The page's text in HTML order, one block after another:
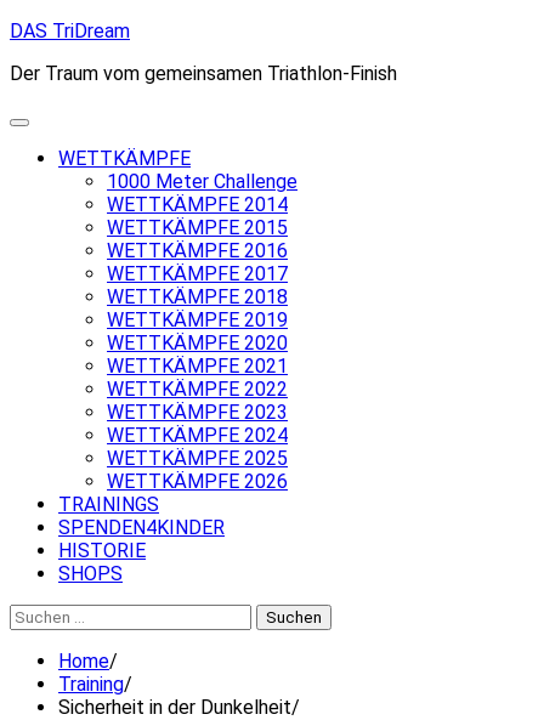
Skip
content
DAS TriDream
Der Traum vom gemeinsamen Triathlon-Finish
WETTKÄMPFE
1000 Meter Challenge
WETTKÄMPFE 2014
WETTKÄMPFE 2015
WETTKÄMPFE 2016
WETTKÄMPFE 2017
WETTKÄMPFE 2018
WETTKÄMPFE 2019
WETTKÄMPFE 2020
WETTKÄMPFE 2021
WETTKÄMPFE 2022
WETTKÄMPFE 2023
WETTKÄMPFE 2024
WETTKÄMPFE 2025
WETTKÄMPFE 2026
TRAININGS
SPENDEN4KINDER
HISTORIE
SHOPS
Suchen
nach:
Home
Training
Sicherheit in der Dunkelheit